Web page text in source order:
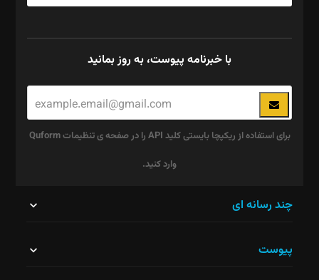
با خبرنامه پیوست، به روز بمانید
برای استفاده از ریکپچا بایستی کلید API را در صفحه ی تنظیمات Quform
وارد کنید.
نباید
چند رسانه ای
پیوست